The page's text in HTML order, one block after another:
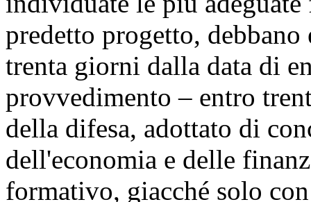
predetto progetto, debbano
trenta giorni dalla data di
provvedimento – entro
della difesa, adottato di
dell'economia e delle
formativo, giacché solo